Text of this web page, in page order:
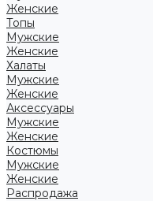
Женские
Топы
Мужские
Женские
Халаты
Мужские
Женские
Аксессуары
Мужские
Женские
Костюмы
Мужские
Женские
Распродажа